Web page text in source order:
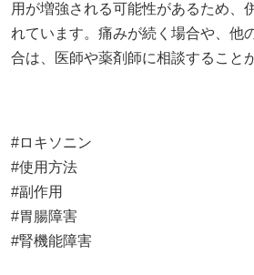
用が増強される可能性があるため、
れています。​痛みが続く場合や、他
合は、医師や薬剤師に相談すること
#ロキソニン
#使用方法
#副作用
#胃腸障害
#腎機能障害